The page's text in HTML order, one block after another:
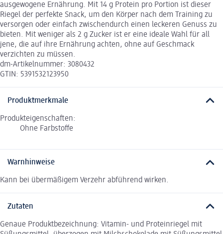
ausgewogene Ernährung. Mit 14 g Protein pro Portion ist dieser
Riegel der perfekte Snack, um den Körper nach dem Training zu
versorgen oder einfach zwischendurch einen leckeren Genuss zu
bieten. Mit weniger als 2 g Zucker ist er eine ideale Wahl für all
jene, die auf ihre Ernährung achten, ohne auf Geschmack
verzichten zu müssen.
dm-Artikelnummer: 3080432
GTIN: 5391532123950
Produktmerkmale
Produkteigenschaften:
Ohne Farbstoffe
Warnhinweise
Kann bei übermäßigem Verzehr abführend wirken.
Zutaten
Genaue Produktbezeichnung: Vitamin- und Proteinriegel mit